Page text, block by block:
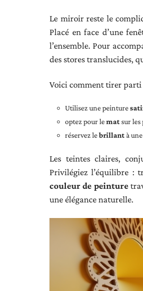
Le miroir reste le
Placé en face d’une
l’ensemble. Pour
des stores translucides,
Voici comment tirer parti
Utilisez une peinture
optez pour lematsur les
réservez lebrillant à
Les teintes claires,
Privilégiez l’équilibre :
couleur de peinture
une élégance naturelle.